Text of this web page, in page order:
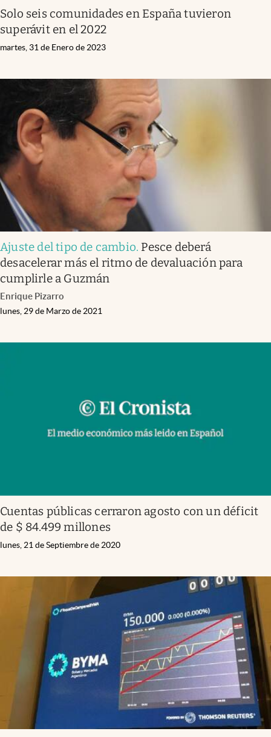
Solo seis comunidades en España tuvieron
superávit en el 2022
martes, 31 de Enero de 2023
Ajuste del tipo de cambio. Pesce deberá
desacelerar más el ritmo de devaluación para
cumplirle a Guzmán
Enrique Pizarro
lunes, 29 de Marzo de 2021
Cuentas públicas cerraron agosto con un déficit
de $ 84.499 millones
lunes, 21 de Septiembre de 2020